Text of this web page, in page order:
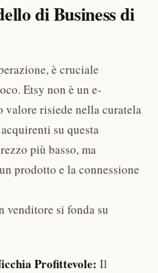
di Business di
è cruciale
Etsy non è un e-
valore risiede nella curatela
su questa
più basso, ma
prodotto e la connessione
venditore si fonda su
Profittevole: Il